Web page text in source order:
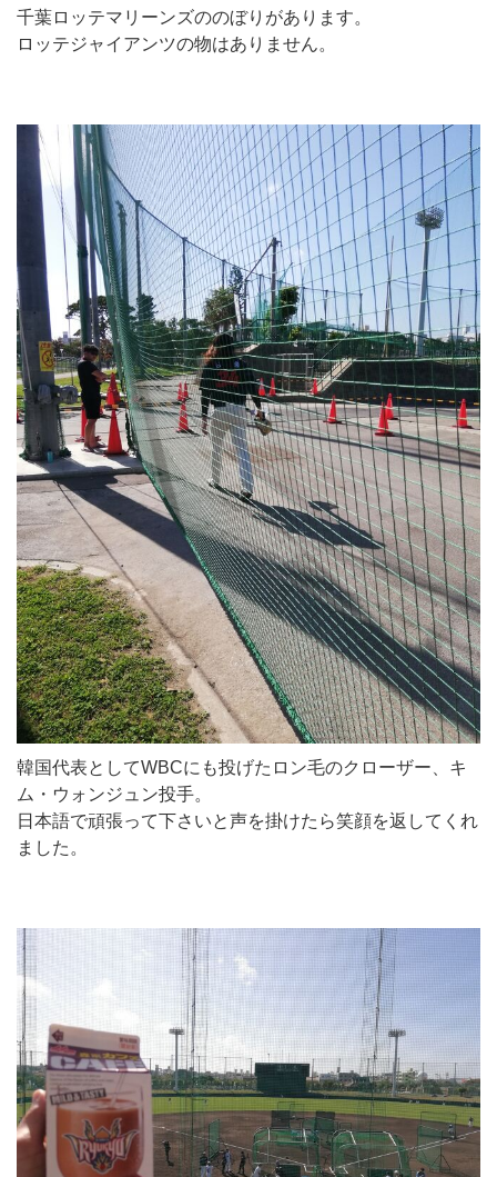
千葉ロッテマリーンズののぼりがあります。
ロッテジャイアンツの物はありません。
韓国代表としてWBCにも投げたロン毛のクローザー、キ
ム・ウォンジュン投手。
日本語で頑張って下さいと声を掛けたら笑顔を返してくれ
ました。